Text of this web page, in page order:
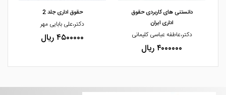
دانستنی های کاربردی حقوق
اداری ایران
دکتر،عاطفه عباسی کلیمانی
۴۰۰۰۰۰۰ ریال
حقوق اداری جلد 2
دکتر،علی بابایی مهر
۴۵۰۰۰۰۰ ریال